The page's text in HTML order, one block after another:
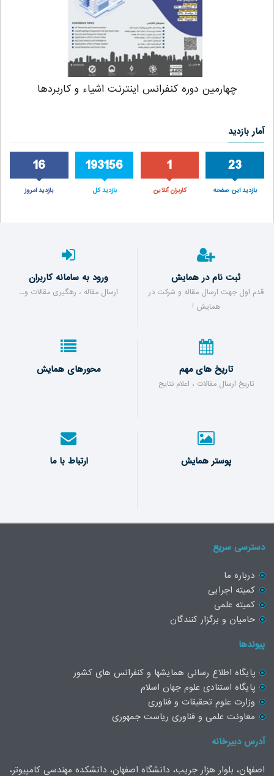
چهارمین دوره کنفرانس اینترنت اشیاء و کاربردها
آمار بازدید
16
بازدید امروز
193156
بازدید کل
1
کاربران آنلاین
23
بازدید این صفحه
ثبت نام در همایش
قدم اول جهت ارسال مقاله و شرکت در
همایش !
ورود به سامانه کاربران
ارسال مقاله ، رهگیری مقالات و...
تاریخ های مهم
تاریخ ارسال مقالات ، اعلام نتایج
محورهای همایش
پوستر همایش ارتباط با ما
دسترسی سریع
درباره ما
کمیته اجرایی
کمیته علمی
حامیان و برگزار کنندگان
پیوندها
پایگاه اطلاع رسانی همایشها و کنفرانس های کشور
پایگاه استنادی علوم جهان اسلام
وزارت علوم تحقیقات و فناوری
معاونت علمی و فناوری ریاست جمهوری
آدرس دبیرخانه
اصفهان، بلوار هزار جریب، دانشگاه اصفهان، دانشکده مهندسی کامپیوتر،